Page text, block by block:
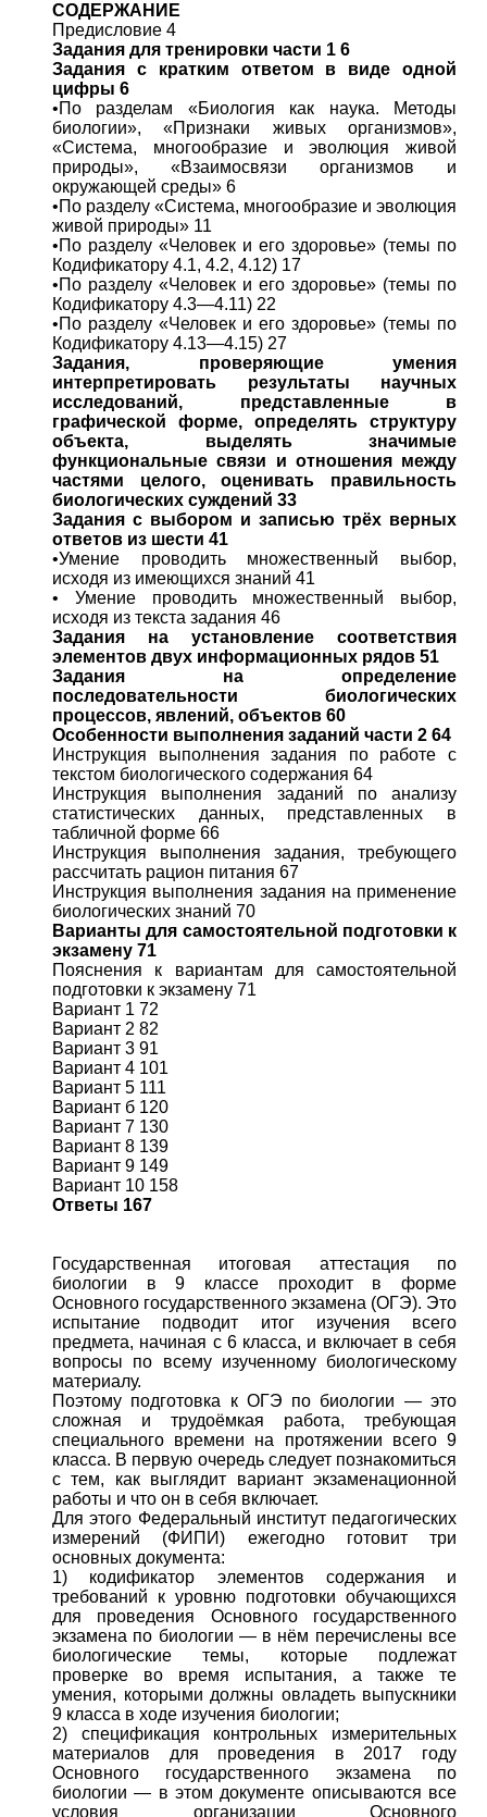
СОДЕРЖАНИЕ
Предисловие 4
Задания для тренировки части 1 6
Задания с кратким ответом в виде одной
цифры 6
•По разделам «Биология как наука. Методы
биологии», «Признаки живых организмов»,
«Система, многообразие и эволюция живой
природы», «Взаимосвязи организмов и
окружающей среды» 6
•По разделу «Система, многообразие и эволюция
живой природы» 11
•По разделу «Человек и его здоровье» (темы по
Кодификатору 4.1, 4.2, 4.12) 17
•По разделу «Человек и его здоровье» (темы по
Кодификатору 4.3—4.11) 22
•По разделу «Человек и его здоровье» (темы по
Кодификатору 4.13—4.15) 27
Задания, проверяющие умения
интерпретировать результаты научных
исследований, представленные в
графической форме, определять структуру
объекта, выделять значимые
функциональные связи и отношения между
частями целого, оценивать правильность
биологических суждений 33
Задания с выбором и записью трёх верных
ответов из шести 41
•Умение проводить множественный выбор,
исходя из имеющихся знаний 41
• Умение проводить множественный выбор,
исходя из текста задания 46
Задания на установление соответствия
элементов двух информационных рядов 51
Задания на определение
последовательности биологических
процессов, явлений, объектов 60
Особенности выполнения заданий части 2 64
Инструкция выполнения задания по работе с
текстом биологического содержания 64
Инструкция выполнения заданий по анализу
статистических данных, представленных в
табличной форме 66
Инструкция выполнения задания, требующего
рассчитать рацион питания 67
Инструкция выполнения задания на применение
биологических знаний 70
Варианты для самостоятельной подготовки к
экзамену 71
Пояснения к вариантам для самостоятельной
подготовки к экзамену 71
Вариант 1 72
Вариант 2 82
Вариант 3 91
Вариант 4 101
Вариант 5 111
Вариант б 120
Вариант 7 130
Вариант 8 139
Вариант 9 149
Вариант 10 158
Ответы 167
Государственная итоговая аттестация по
биологии в 9 классе проходит в форме
Основного государственного экзамена (ОГЭ). Это
испытание подводит итог изучения всего
предмета, начиная с 6 класса, и включает в себя
вопросы по всему изученному биологическому
материалу.
Поэтому подготовка к ОГЭ по биологии — это
сложная и трудоёмкая работа, требующая
специального времени на протяжении всего 9
класса. В первую очередь следует познакомиться
с тем, как выглядит вариант экзаменационной
работы и что он в себя включает.
Для этого Федеральный институт педагогических
измерений (ФИПИ) ежегодно готовит три
основных документа:
1) кодификатор элементов содержания и
требований к уровню подготовки обучающихся
для проведения Основного государственного
экзамена по биологии — в нём перечислены все
биологические темы, которые подлежат
проверке во время испытания, а также те
умения, которыми должны овладеть выпускники
9 класса в ходе изучения биологии;
2) спецификация контрольных измерительных
материалов для проведения в 2017 году
Основного государственного экзамена по
биологии — в этом документе описываются все
условия организации Основного